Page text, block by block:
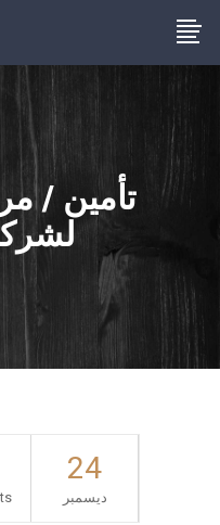
تأمين /
24
ديسمبر